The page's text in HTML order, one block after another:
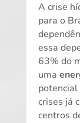
A crise
para o
essa
63% do
uma
potencial
crises já
centros